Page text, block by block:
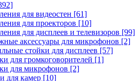
для видеостен [61]
для проекторов [10]
для дисплеев и телевизоров [99]
аксессуары для микрофонов [2]
стойки для дисплеев [57]
для громкоговорителей [1]
для микрофонов [2]
для камер [10]